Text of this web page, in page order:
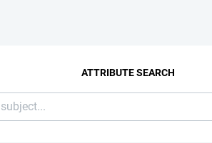
ATTRIBUTE SEARCH